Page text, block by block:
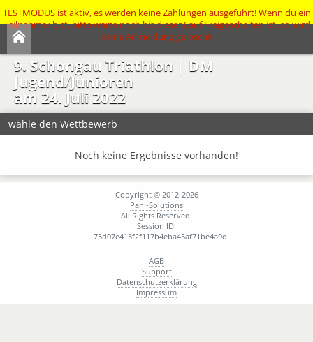
TESTMODUS ist aktiv, es werden keine Zahlungen ausgeführt! Wenn du ein
Teilnehmer bist, bitte warte noch bis dieser Lauf Freigeschalten ist, so wird
deine Anmeldung gelöscht!
9. Schongau Triathlon | DM
Jugend/Junioren
am 24. Juli 2022
wähle den Wettbewerb
Noch keine Ergebnisse vorhanden!
Copyright © 2012-2026
Pani-Solutions
All Rights Reserved.
Session ID:
75d07e413f2f117b4eba45af71be4a9d
AGB
Support
Datenschutzerklärung
Impressum